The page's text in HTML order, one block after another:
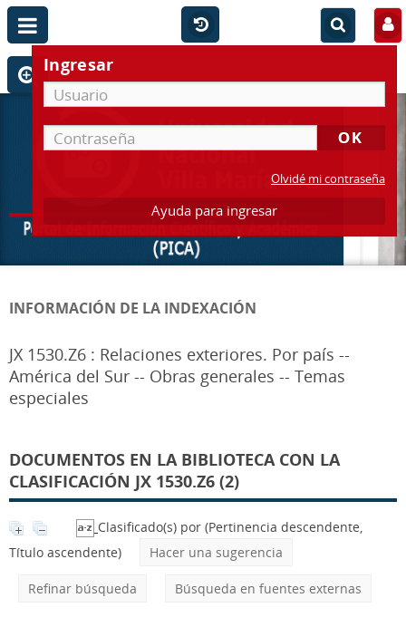
Ingresar
Olvidé mi contraseña
Ayuda para ingresar
INFORMACIÓN DE LA INDEXACIÓN
JX 1530.Z6 : Relaciones exteriores. Por país --
América del Sur -- Obras generales -- Temas
especiales
DOCUMENTOS EN LA BIBLIOTECA CON LA
CLASIFICACIÓN JX 1530.Z6 (2)
Clasificado(s) por (Pertinencia descendente,
Título ascendente)
Hacer una sugerencia
Refinar búsqueda Búsqueda en fuentes externas